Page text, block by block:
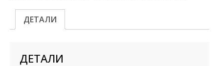
ДЕТАЛИ
ДЕТАЛИ